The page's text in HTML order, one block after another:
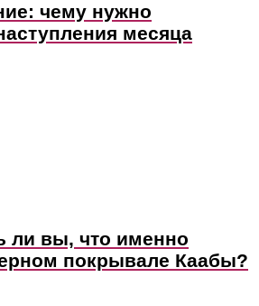
чему нужно
месяца
ли вы, что именно
покрывале Каабы?